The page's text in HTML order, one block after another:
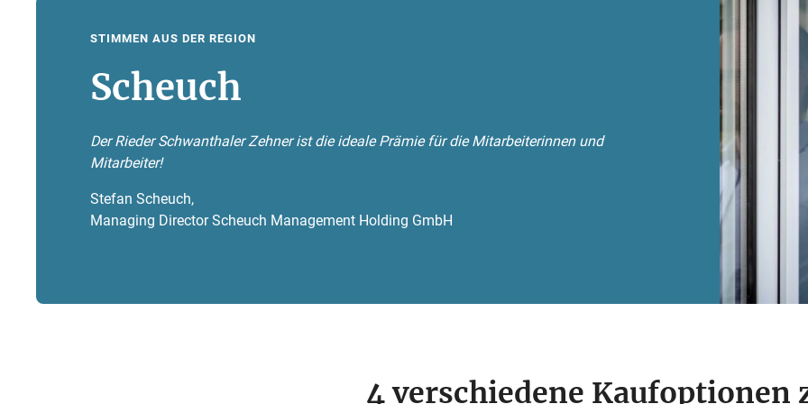
STIMMEN AUS DER REGION
Scheuch
Der Rieder Schwanthaler Zehner ist die ideale Prämie für die Mitarbeiterinnen und
Mitarbeiter!
Stefan Scheuch,
Managing Director Scheuch Management Holding GmbH
4 verschiedene Kaufoptionen